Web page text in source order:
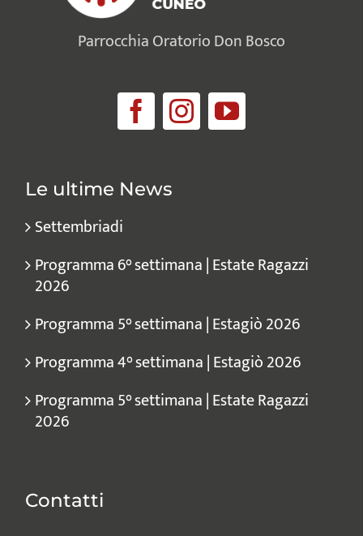
Parrocchia Oratorio Don Bosco
Le ultime News
Settembriadi
Programma 6° settimana | Estate Ragazzi
2026
Programma 5° settimana | Estagiò 2026
Programma 4° settimana | Estagiò 2026
Programma 5° settimana | Estate Ragazzi
2026
Contatti